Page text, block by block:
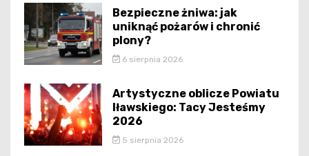
Bezpieczne żniwa: jak
uniknąć pożarów i chronić
plony?
6 sierpnia 2026
Artystyczne oblicze Powiatu
Iławskiego: Tacy Jesteśmy
2026
5 sierpnia 2026